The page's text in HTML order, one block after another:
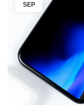
SEP